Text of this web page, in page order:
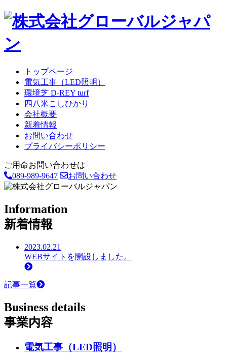
トップページ
電気工事（LED照明）
環境芝 D-REY turf
四八米こしひかり
会社概要
新着情報
お問い合わせ
プライバシーポリシー
ご用命お問い合わせは
089-989-9647
お問い合わせ
Information
新着情報
2023.02.21
WEBサイトを開設しました。
記事一覧
Business details
事業内容
電気工事（LED照明）